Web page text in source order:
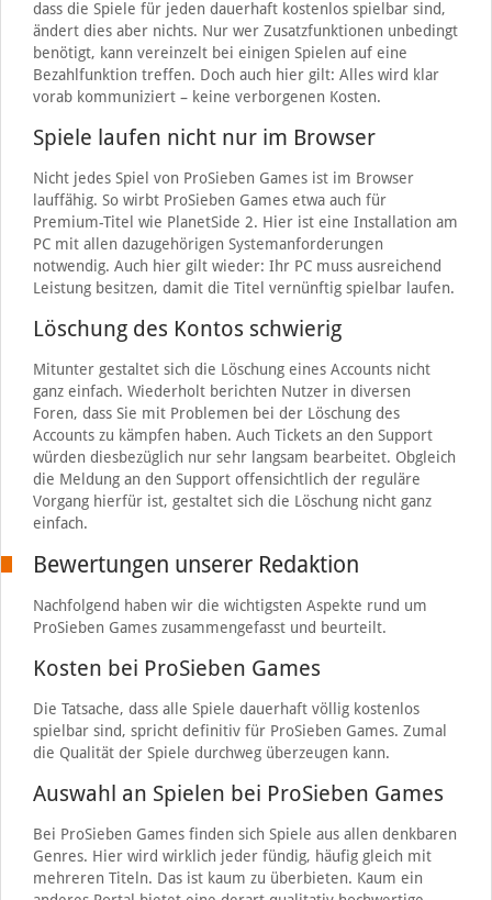
dass die Spiele für jeden dauerhaft kostenlos spielbar sind,
ändert dies aber nichts. Nur wer Zusatzfunktionen unbedingt
benötigt, kann vereinzelt bei einigen Spielen auf eine
Bezahlfunktion treffen. Doch auch hier gilt: Alles wird klar
vorab kommuniziert – keine verborgenen Kosten.
Spiele laufen nicht nur im Browser
Nicht jedes Spiel von ProSieben Games ist im Browser
lauffähig. So wirbt ProSieben Games etwa auch für
Premium-Titel wie PlanetSide 2. Hier ist eine Installation am
PC mit allen dazugehörigen Systemanforderungen
notwendig. Auch hier gilt wieder: Ihr PC muss ausreichend
Leistung besitzen, damit die Titel vernünftig spielbar laufen.
Löschung des Kontos schwierig
Mitunter gestaltet sich die Löschung eines Accounts nicht
ganz einfach. Wiederholt berichten Nutzer in diversen
Foren, dass Sie mit Problemen bei der Löschung des
Accounts zu kämpfen haben. Auch Tickets an den Support
würden diesbezüglich nur sehr langsam bearbeitet. Obgleich
die Meldung an den Support offensichtlich der reguläre
Vorgang hierfür ist, gestaltet sich die Löschung nicht ganz
einfach.
Bewertungen unserer Redaktion
Nachfolgend haben wir die wichtigsten Aspekte rund um
ProSieben Games zusammengefasst und beurteilt.
Kosten bei ProSieben Games
Die Tatsache, dass alle Spiele dauerhaft völlig kostenlos
spielbar sind, spricht definitiv für ProSieben Games. Zumal
die Qualität der Spiele durchweg überzeugen kann.
Auswahl an Spielen bei ProSieben Games
Bei ProSieben Games finden sich Spiele aus allen denkbaren
Genres. Hier wird wirklich jeder fündig, häufig gleich mit
mehreren Titeln. Das ist kaum zu überbieten. Kaum ein